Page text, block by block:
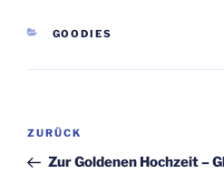
KATEGORIEN
GOODIES
Beitragsnavigation
Vorheriger
Beitrag
ZURÜCK
Zur Goldenen Hochzeit –